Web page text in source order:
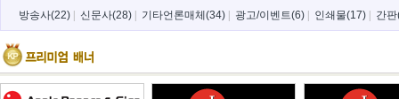
방송사(22) 신문사(28) 기타언론매체(34) 광고/이벤트(6) 인쇄물(17) 간